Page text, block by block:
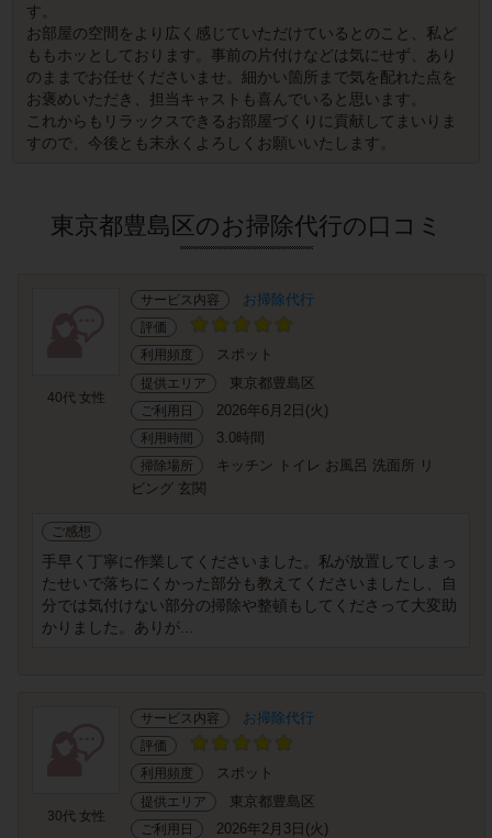
す。
お部屋の空間をより広く感じていただけているとのこと、私ど
ももホッとしております。事前の片付けなどは気にせず、あり
のままでお任せくださいませ。細かい箇所まで気を配れた点を
お褒めいただき、担当キャストも喜んでいると思います。
これからもリラックスできるお部屋づくりに貢献してまいりま
すので、今後とも末永くよろしくお願いいたします。
東京都豊島区のお掃除代行の口コミ
40代 女性
サービス内容 お掃除代行
評価
利用頻度
スポット
提供エリア 東京都豊島区
ご利用日 2026年6月2日(火)
利用時間 3.0時間
掃除場所
キッチン トイレ お風呂 洗面所 リ
ビング 玄関
ご感想
手早く丁寧に作業してくださいました。私が放置してしまっ
たせいで落ちにくかった部分も教えてくださいましたし、自
分では気付けない部分の掃除や整頓もしてくださって大変助
かりました。ありが...
30代 女性
サービス内容 お掃除代行
評価
利用頻度
スポット
提供エリア 東京都豊島区
ご利用日 2026年2月3日(火)